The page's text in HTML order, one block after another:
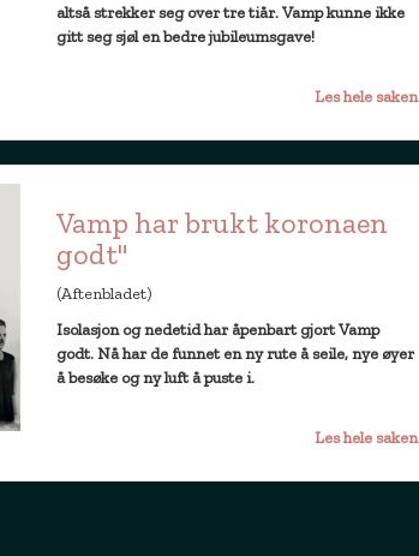
altså strekker seg over tre tiår. Vamp kunne ikke
gitt seg sjøl en bedre jubileumsgave!
Les hele saken
Vamp har brukt koronaen
godt"
(Aftenbladet)
Isolasjon og nedetid har åpenbart gjort Vamp
godt. Nå har de funnet en ny rute å seile, nye øyer
å besøke og ny luft å puste i.
Les hele saken